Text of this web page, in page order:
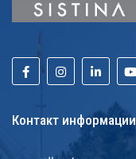
Контакт информации